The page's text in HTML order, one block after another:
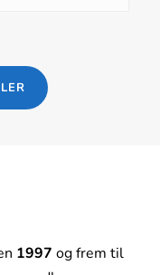
1997 og frem til